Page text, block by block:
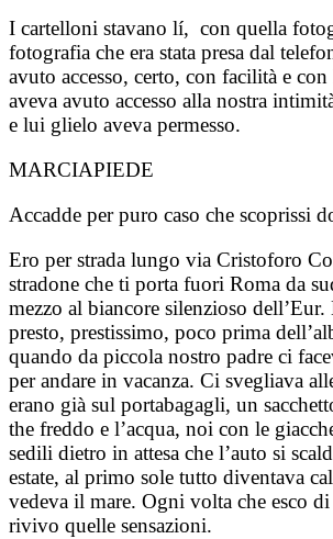
I cartelloni stavano lí, con quella
fotografia che era stata presa dal
avuto accesso, certo, con facilità e con
aveva avuto accesso alla nostra
e lui glielo aveva permesso.
MARCIAPIEDE
Accadde per puro caso che scoprissi
Ero per strada lungo via Cristoforo
stradone che ti porta fuori Roma da
mezzo al biancore silenzioso dell’Eur.
presto, prestissimo, poco prima
quando da piccola nostro padre ci
per andare in vacanza. Ci svegliava
erano già sul portabagagli, un
the freddo e l’acqua, noi con le
sedili dietro in attesa che l’auto si
estate, al primo sole tutto diventava
vedeva il mare. Ogni volta che esco
rivivo quelle sensazioni.